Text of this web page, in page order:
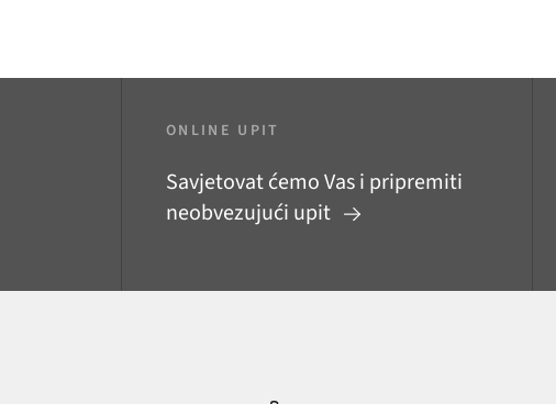
ONLINE UPIT
Savjetovat ćemo Vas i pripremiti
neobvezujući upit